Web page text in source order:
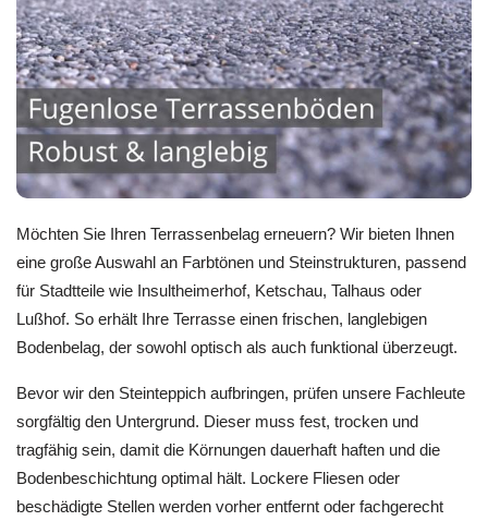
Möchten Sie Ihren Terrassenbelag erneuern? Wir bieten Ihnen
eine große Auswahl an Farbtönen und Steinstrukturen, passend
für Stadtteile wie Insultheimerhof, Ketschau, Talhaus oder
Lußhof. So erhält Ihre Terrasse einen frischen, langlebigen
Bodenbelag, der sowohl optisch als auch funktional überzeugt.
Bevor wir den Steinteppich aufbringen, prüfen unsere Fachleute
sorgfältig den Untergrund. Dieser muss fest, trocken und
tragfähig sein, damit die Körnungen dauerhaft haften und die
Bodenbeschichtung optimal hält. Lockere Fliesen oder
beschädigte Stellen werden vorher entfernt oder fachgerecht